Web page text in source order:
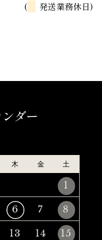
( 発送業務休日)
ダー
木 金 土
1
6 7
8
13 14
15